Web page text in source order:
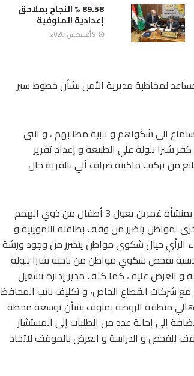
89.58 % النجاح بملاحق
إعدادية المنوفية
لمخاطبة مديرية الأمن بشأن خطوط سير
الي شكواهم و تلبية مطالبهم ، و التى
شبرا بلولة علي الطبيعة و إعداد تقرير
من تركيب ماكينة صراف آلي بالقرية حال
فيما كلف «الغريب» ، مدير مديرية التموين ببحث و دراسة طلب مواطن بمنشأة غمرين يعول 3 أطفال من ذوي الهمم
لمواطن يتضرر من وقف بطاقته التموينية و
الرأي حيال شكوى مواطن يتضرر من وجود ورشة
بفحص شكوي مواطن من ناحية شبرا بلولة
و العرض عليه ، كما كلف مدير إدارة تشغيل
مع شركات القطاع الخاص، و تكليف نائب المحافظ
منطقة الروضة بمنوف بشأن توسعة محطة
إلى إحالة عدد من الطلبات إلى المستشار
للفحص و الدراسة و العرض بالموقف لاتخاذ